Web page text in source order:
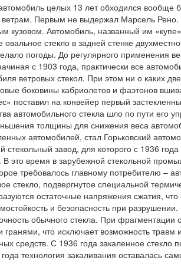
целых 13 лет обходился вообще
Первым не выдержал Марсель Рено.
кузовом. Автомобиль, названный им
стекло в задней стенке
погоды. До регулярного применения
с 1903 года, практически все
ветровых стекол. При этом ни о каких
боковины кабриолетов и фаэтонов
поставил на конвейер первый
автомобильного стекла шло по пути его
толщины для снижения веса
автомобилей, стал Горьковский
завод, для которого с 1936
это время в зарубежной стекольной
требовалось главному потребителю –
стекло, подвергнутое специальной
остаточные напряжения сжатия,
и безопасность при разрушении.
обычного стекла. При фрагментации
что исключает возможность травм
средств. С 1936 года закаленное стекло
технология закаливания оставалась